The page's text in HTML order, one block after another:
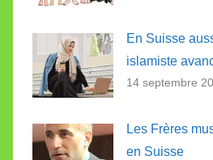
En Suisse
islamiste
14 septembre
Les Frères
en Suisse